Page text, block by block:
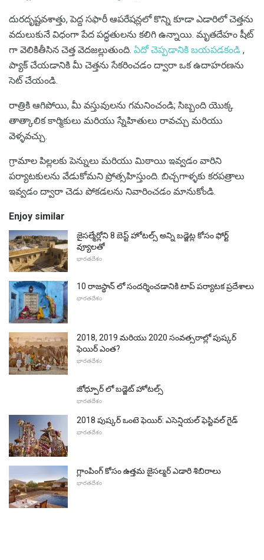
దురదృష్టవశాత్తు, పెద్ద సఫారీ ఆపరేషన్లలో కొన్ని కూడా ఎడారిలో చెత్తను
వదులుకునే విధంగా పేద పద్ధతులను కలిగి ఉన్నాయి. మృతదేహం షీట్
గా వెలికితీసిన చెత్త వెదజల్లుతుంది. ఏదో చెప్పడానికి బయపడకండి ,
ప్యాక్ చేయడానికి మీ చెత్తను సేకరించడం ద్వారా ఒక ఉదాహరణను
సెట్ చేయండి.
రాత్రికి ఆగిపోయి, మీ వస్తువులను గమనించండి; సిబ్బంది యొక్క
తాత్కాలిక కార్మికులు మరియు స్నేహితులు రావచ్చు మరియు
వెళ్ళవచ్చు.
గ్రామాల పిల్లలకు పెన్నులు మరియు మిఠాయి ఇవ్వడం వారిని
పర్యాటకులను వేడుకోమని ప్రోత్సహిస్తుంది. బిచ్చగాళ్ళకు కరపత్రాలు
ఇవ్వడం ద్వారా చెడు పోకడలను నివారించడం మానుకోండి.
Enjoy similar
జైసల్మేర్లోని 8 బెస్ట్ హోటల్స్ అన్ని బడ్జెట్ల కోసం ఫోర్ట్
వ్యూలతో
భారతదేశం
10 రాజస్థాన్ లో సందర్శించడానికి టాప్ పర్యాటక ప్రదేశాలు
భారతదేశం
2018, 2019 మరియు 2020 సంవత్సరాల్లో పుష్కర్
ఫెయిర్ ఎంత?
భారతదేశం
జోధ్పూర్ లో బడ్జెట్ హోటల్స్
భారతదేశం
2018 పుష్కర్ ఒంటె ఫెయిర్: ఎసెన్షియల్ ఫెస్టివల్ గైడ్
భారతదేశం
గ్లాంపింగ్ కోసం ఉత్తమ జైసల్మర్ ఎడారి శిబిరాలు
భారతదేశం